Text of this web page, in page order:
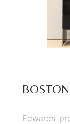
Edwards’